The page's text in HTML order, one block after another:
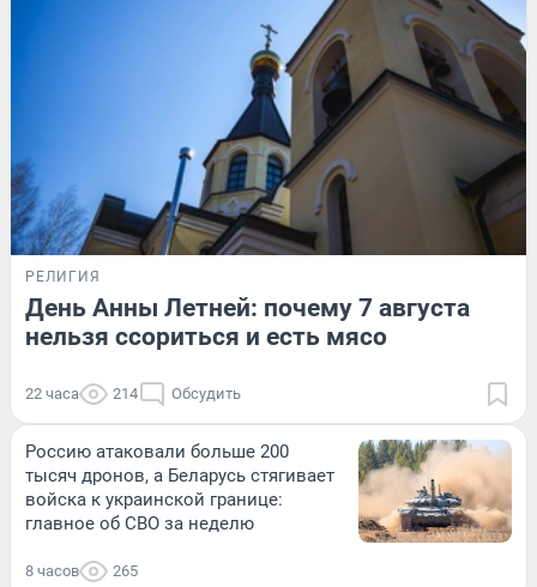
РЕЛИГИЯ
День Анны Летней: почему 7 августа
нельзя ссориться и есть мясо
22 часа 214 Обсудить
Россию атаковали больше 200
тысяч дронов, а Беларусь стягивает
войска к украинской границе:
главное об СВО за неделю
8 часов 265